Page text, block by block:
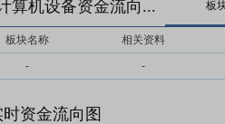
算机设备资金流向... 板
板块名称 相关资料
- -
时资金流向图